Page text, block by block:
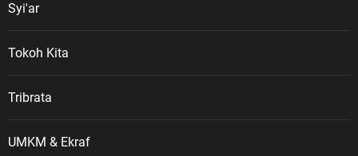
Syi'ar
Tokoh Kita
Tribrata
UMKM & Ekraf